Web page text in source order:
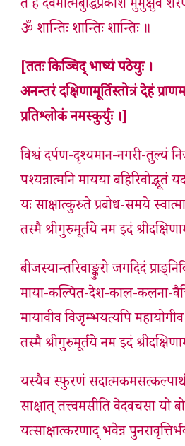
तं ह देवमात्मबुद्धिप्रकाशं मुमुक्षुर्वै
ॐ शान्तिः शान्तिः शान्तिः ॥
[ततः किञ्चिद् भाष्यं पठेयुः ।
अनन्तरं दक्षिणामूर्तिस्तोत्रं देहं
प्रतिश्लोकं नमस्कुर्युः ।]
विश्वं दर्पण-दृश्यमान-नगरी-तुल्यं
पश्यन्नात्मनि मायया बहिरिवोद्भूतं
यः साक्षात्कुरुते प्रबोध-समये
तस्मै श्रीगुरुमूर्तये नम इदं
बीजस्यान्तरिवाङ्कुरो जगदिदं
माया-कल्पित-देश-काल-कलना-
मायावीव विजृम्भयत्यपि
तस्मै श्रीगुरुमूर्तये नम इदं
यस्यैव स्फुरणं
साक्षात् तत्त्वमसीति वेदवचसा यो
यत्साक्षात्करणाद् भवेन्न